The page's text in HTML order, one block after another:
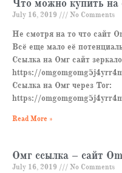
Что можно купить на
July 16, 2019 No Comments
Не смотря на то что сайт
Всё еще мало её
Ссылка на Омг сайт
https://
Ссылка на Омг через Tor:
https://
Read More »
Омг ссылка – сайт
July 16, 2019 No Comments